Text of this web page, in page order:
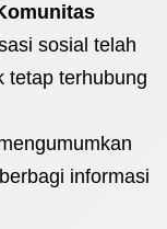
sosial telah
tetap terhubung
informasi